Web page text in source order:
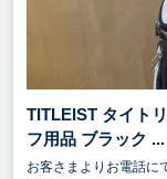
TITLEIST タイト
フ用品 ブラック ...
お客さまよりお電話に